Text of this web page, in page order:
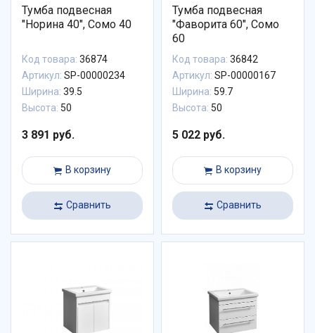
Тумба подвесная
"Норина 40", Сомо 40
Код товара: 36874
Артикул: SP-00000234
Ширина: 39.5
Высота: 50
3 891 руб.
В корзину
Сравнить
Тумба подвесная
"Фаворита 60", Сомо
60
Код товара: 36842
Артикул: SP-00000167
Ширина: 59.7
Высота: 50
5 022 руб.
В корзину
Сравнить